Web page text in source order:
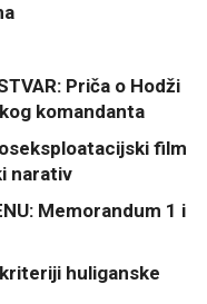
Priča o Hodži
komandanta
film
narativ
Memorandum 1 i
huliganske